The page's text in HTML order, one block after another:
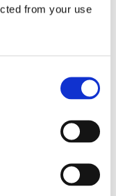
from your use
das für
und hauptsächlich
eine
Höhe und eine